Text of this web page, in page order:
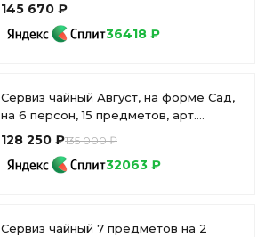
145 670 ₽
36418 ₽
Сервиз чайный Август, на форме Сад,
на 6 персон, 15 предметов, арт.
81.21621.00.1
128 250 ₽135 000 ₽
32063 ₽
Сервиз чайный 7 предметов на 2